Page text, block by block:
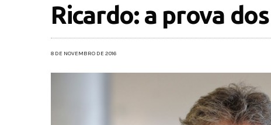
Ricardo: a prova
8 DE NOVEMBRO DE 2016